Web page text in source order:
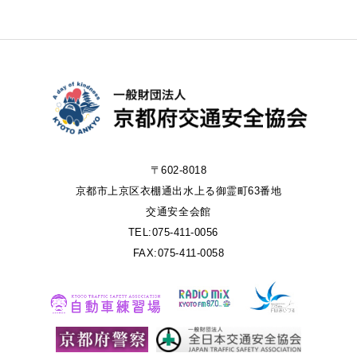
〒602-8018
京都市上京区衣棚通出水上る御霊町63番地
交通安全会館
TEL:075-411-0056
FAX:075-411-0058